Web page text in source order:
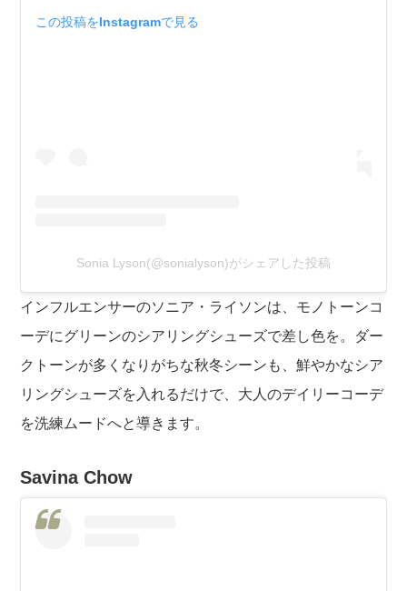
この投稿をInstagramで見る
Sonia Lyson(@sonialyson)がシェアした投稿
インフルエンサーのソニア・ライソンは、モノトーンコ
ーデにグリーンのシアリングシューズで差し色を。ダー
クトーンが多くなりがちな秋冬シーンも、鮮やかなシア
リングシューズを入れるだけで、大人のデイリーコーデ
を洗練ムードへと導きます。
Savina Chow